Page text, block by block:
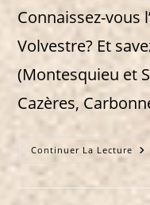
Connaissez-vous
Volvestre? Et
(Montesquieu et
Cazères,
Continuer La Lecture 04
Un